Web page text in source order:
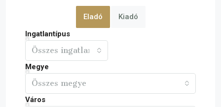
Eladó
Kiadó
Ingatlantípus
Összes ingatlan
Megye
Összes megye
Város